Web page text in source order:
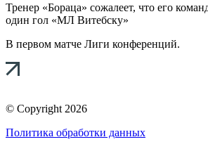
Тренер «Бораца» сожалеет, что его
один гол «МЛ Витебску»
В первом матче Лиги конференций.
© Copyright 2026
Политика обработки данных